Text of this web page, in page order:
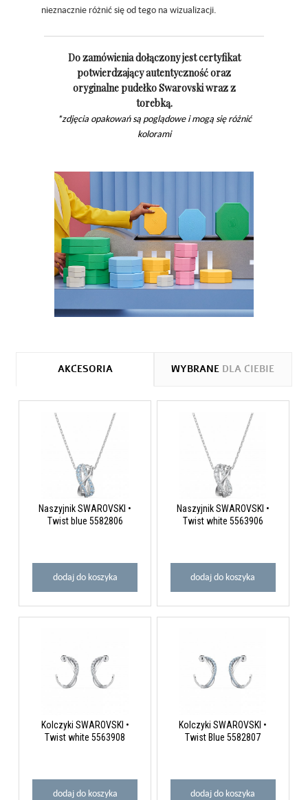
nieznacznie różnić się od tego na wizualizacji.
Do zamówienia dołączony jest certyfikat
potwierdzający autentyczność oraz
oryginalne pudełko Swarovski wraz z
torebką.
*zdjęcia opakowań są poglądowe i mogą się różnić
kolorami
AKCESORIA WYBRANE DLA CIEBIE
Naszyjnik SWAROVSKI •
Twist blue 5582806
dodaj do koszyka
Naszyjnik SWAROVSKI •
Twist white 5563906
dodaj do koszyka
Kolczyki SWAROVSKI •
Twist white 5563908
dodaj do koszyka
Kolczyki SWAROVSKI •
Twist Blue 5582807
dodaj do koszyka